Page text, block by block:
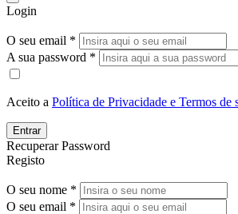
Login
O seu email *
A sua password *
Aceito a Política de Privacidade e Termos de
Entrar
Recuperar Password
Registo
O seu nome *
O seu email *